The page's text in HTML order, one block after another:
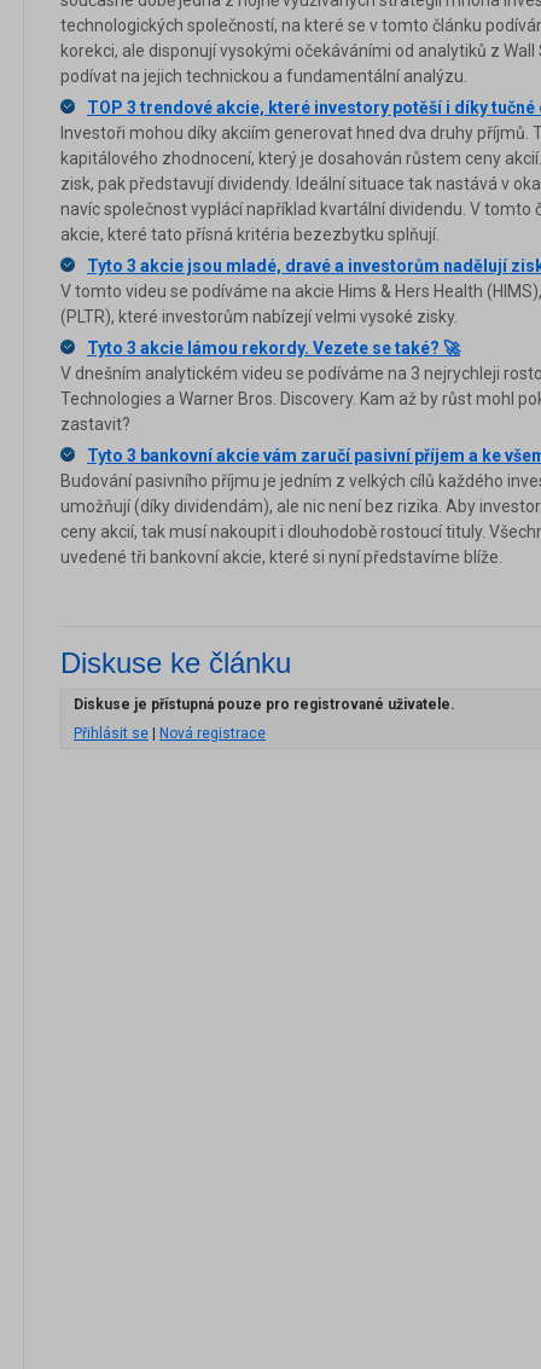
technologických společností, na které se v tomto článku
korekci, ale disponují vysokými očekáváními od analytiků z
podívat na jejich technickou a fundamentální analýzu.
TOP 3 trendové akcie, které investory potěší i díky
Investoři mohou díky akciím generovat hned dva druhy příjmů.
kapitálového zhodnocení, který je dosahován růstem ceny
zisk, pak představují dividendy. Ideální situace tak nastává v
navíc společnost vyplácí například kvartální dividendu. V tomto
akcie, které tato přísná kritéria bezezbytku splňují.
Tyto 3 akcie jsou mladé, dravé a investorům nadělují
V tomto videu se podíváme na akcie Hims & Hers Health
(PLTR), které investorům nabízejí velmi vysoké zisky.
Tyto 3 akcie lámou rekordy. Vezete se také? 🚀
V dnešním analytickém videu se podíváme na 3 nejrychleji
Technologies a Warner Bros. Discovery. Kam až by růst mohl
zastavit?
Tyto 3 bankovní akcie vám zaručí pasivní příjem a ke
Budování pasivního příjmu je jedním z velkých cílů každého
umožňují (díky dividendám), ale nic není bez rizika. Aby
ceny akcií, tak musí nakoupit i dlouhodobě rostoucí tituly.
uvedené tři bankovní akcie, které si nyní představíme blíže.
Diskuse ke článku
Diskuse je přístupná pouze pro registrované uživatele.
Přihlásit se
Nová registrace